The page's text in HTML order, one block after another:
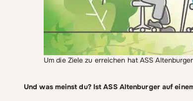
Um die Ziele zu erreichen hat ASS
Und was meinst du? Ist ASS Altenburger auf